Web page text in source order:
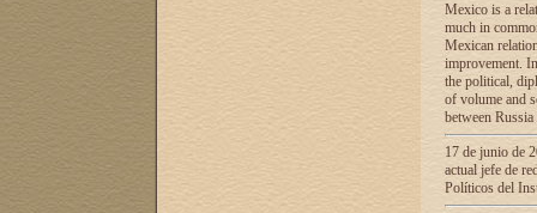
Mexico is a
much in
Mexican
improvement.
the political,
of volume and
between
17 de junio de
actual jefe de
Políticos del